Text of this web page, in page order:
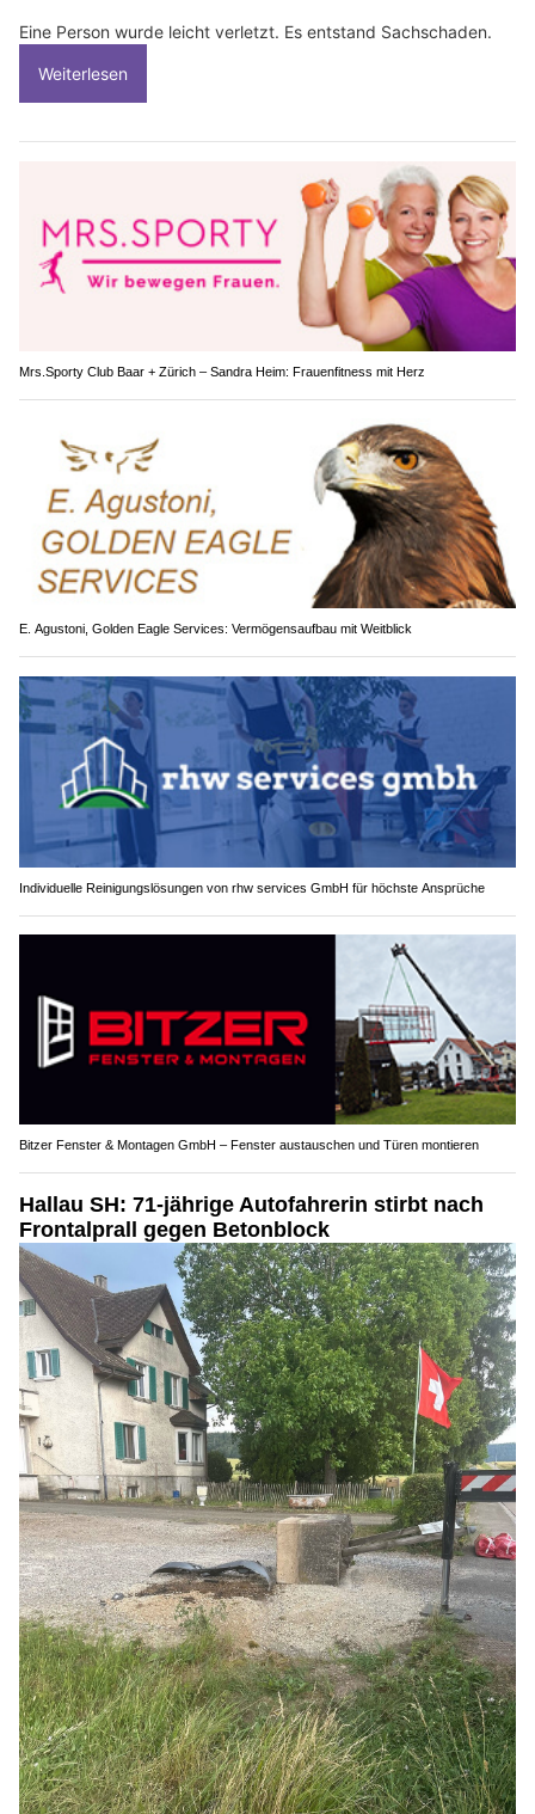
Eine Person wurde leicht verletzt. Es entstand Sachschaden.
Weiterlesen
Mrs.Sporty Club Baar + Zürich – Sandra Heim: Frauenfitness mit Herz
E. Agustoni, Golden Eagle Services: Vermögensaufbau mit Weitblick
Individuelle Reinigungslösungen von rhw services GmbH für höchste Ansprüche
Bitzer Fenster & Montagen GmbH – Fenster austauschen und Türen montieren
Hallau SH: 71-jährige Autofahrerin stirbt nach
Frontalprall gegen Betonblock